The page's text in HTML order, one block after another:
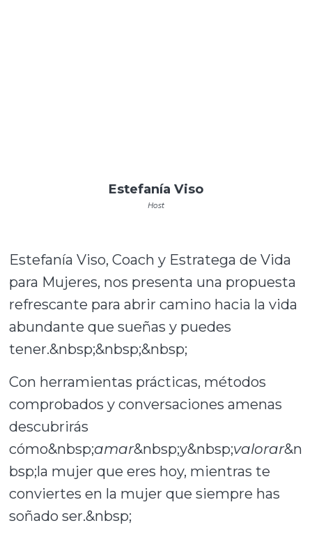
Estefanía Viso
Host
Estefanía Viso, Coach y Estratega de Vida
para Mujeres, nos presenta una propuesta
refrescante para abrir camino hacia la vida
abundante que sueñas y puedes
tener.&nbsp;&nbsp;&nbsp;
Con herramientas prácticas, métodos
comprobados y conversaciones amenas
descubrirás
cómo&nbsp;amar&nbsp;y&nbsp;valorar&n
bsp;la mujer que eres hoy, mientras te
conviertes en la mujer que siempre has
soñado ser.&nbsp;